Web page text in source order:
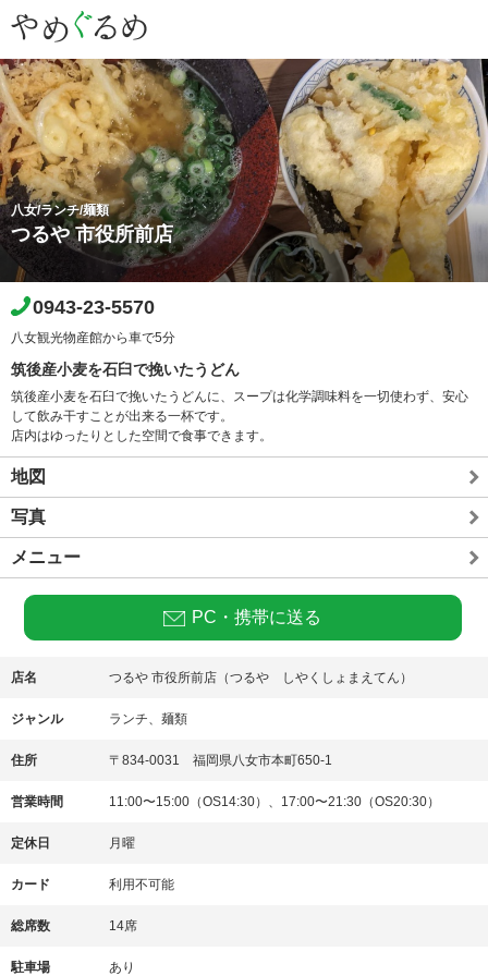
八女/ランチ/麺類
つるや 市役所前店
0943-23-5570
八女観光物産館から車で5分
筑後産小麦を石臼で挽いたうどん
筑後産小麦を石臼で挽いたうどんに、スープは化学調味料を一切使わず、安心
して飲み干すことが出来る一杯です。
店内はゆったりとした空間で食事できます。
地図
写真
メニュー
PC・携帯に送る
店名 つるや 市役所前店（つるや しやくしょまえてん）
ジャンル ランチ、麺類
住所 〒834-0031 福岡県八女市本町650-1
営業時間 11:00〜15:00（OS14:30）、17:00〜21:30（OS20:30）
定休日 月曜
カード 利用不可能
総席数 14席
駐車場 あり